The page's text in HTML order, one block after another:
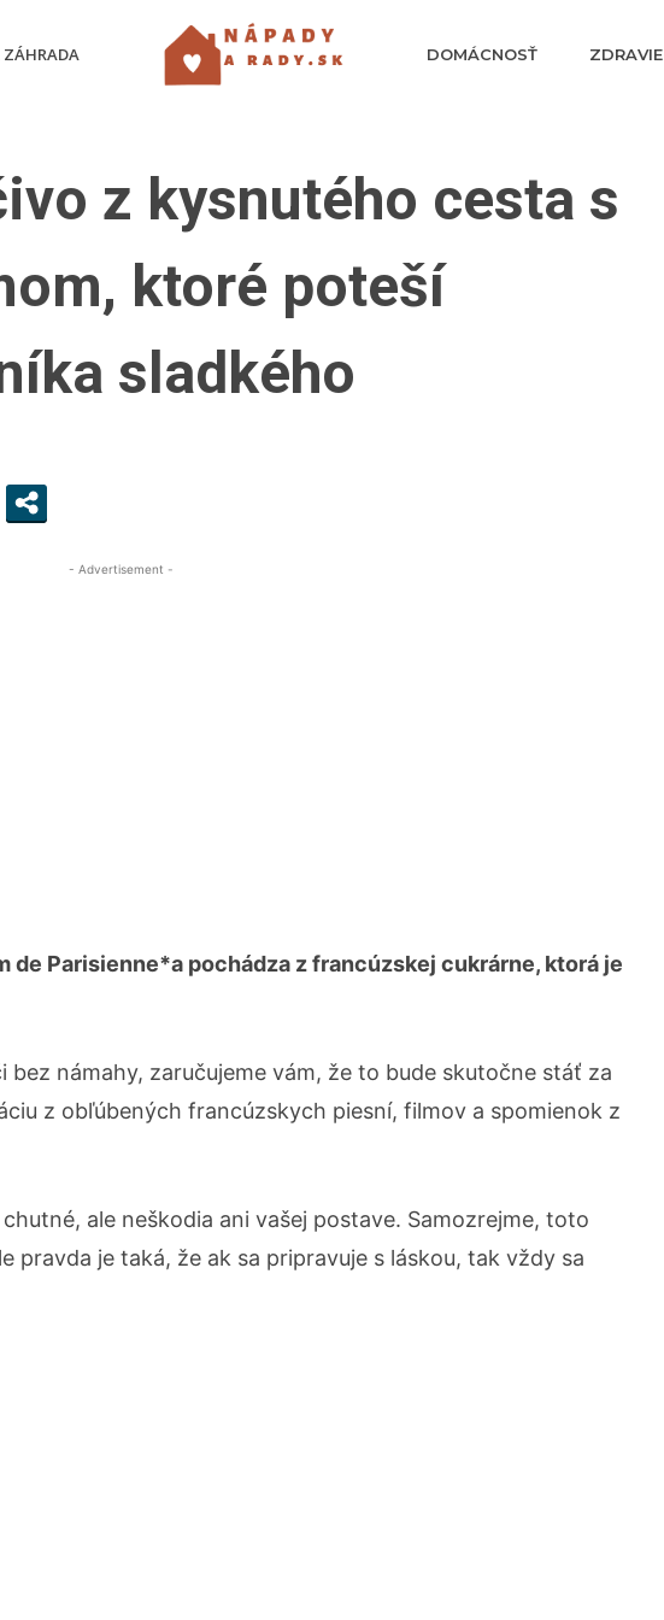
ZÁHRADA DOMÁCNOSŤ ZDRAVIE
z kysnutého cesta s
ktoré poteší
sladkého
- Advertisement -
de Parisienne*a pochádza z francúzskej cukrárne, ktorá je
námahy, zaručujeme vám, že to bude skutočne stáť za
z obľúbených francúzskych piesní, filmov a spomienok z
ale neškodia ani vašej postave. Samozrejme, toto
pravda je taká, že ak sa pripravuje s láskou, tak vždy sa